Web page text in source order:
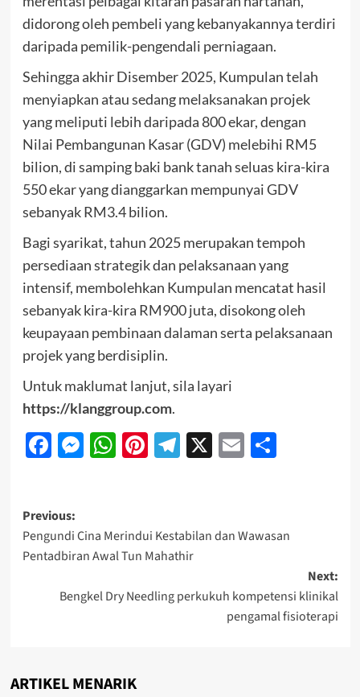
didorong oleh pembeli yang kebanyakannya terdiri
daripada pemilik-pengendali perniagaan.
Sehingga akhir Disember 2025, Kumpulan telah
menyiapkan atau sedang melaksanakan projek
yang meliputi lebih daripada 800 ekar, dengan
Nilai Pembangunan Kasar (GDV) melebihi RM5
bilion, di samping baki bank tanah seluas kira-kira
550 ekar yang dianggarkan mempunyai GDV
sebanyak RM3.4 bilion.
Bagi syarikat, tahun 2025 merupakan tempoh
persediaan strategik dan pelaksanaan yang
intensif, membolehkan Kumpulan mencatat hasil
sebanyak kira-kira RM900 juta, disokong oleh
keupayaan pembinaan dalaman serta pelaksanaan
projek yang berdisiplin.
Untuk maklumat lanjut, sila layari
https://klanggroup.com.
Facebook
Messenger
WhatsApp
Pinterest
Telegram
X EmailShare
Previous:
Pengundi Cina Merindui Kestabilan dan Wawasan
Pentadbiran Awal Tun Mahathir
Next:
Bengkel Dry Needling perkukuh kompetensi klinikal
pengamal fisioterapi
ARTIKEL MENARIK